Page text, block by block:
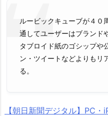
ルービックキューブが４０
通してユーザーはブランド
タブロイド紙のゴシップや
ン・ツイートなどよりもリ
る。
【朝日新聞デジタル】PC